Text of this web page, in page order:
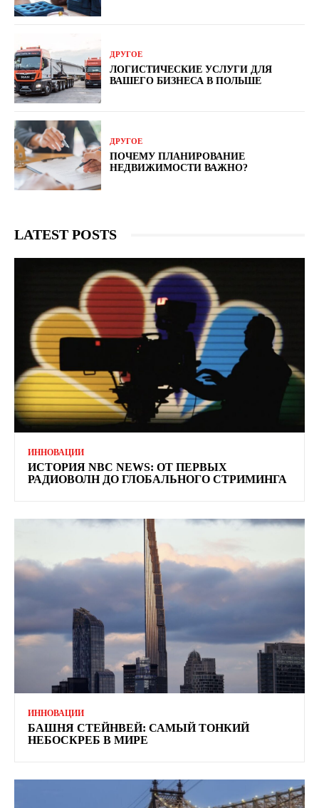
ДРУГОЕ
ЛОГИСТИЧЕСКИЕ УСЛУГИ ДЛЯ
ВАШЕГО БИЗНЕСА В ПОЛЬШЕ
ДРУГОЕ
ПОЧЕМУ ПЛАНИРОВАНИЕ
НЕДВИЖИМОСТИ ВАЖНО?
LATEST POSTS
ИННОВАЦИИ
ИСТОРИЯ NBC NEWS: ОТ ПЕРВЫХ
РАДИОВОЛН ДО ГЛОБАЛЬНОГО СТРИМИНГА
ИННОВАЦИИ
БАШНЯ СТЕЙНВЕЙ: САМЫЙ ТОНКИЙ
НЕБОСКРЕБ В МИРЕ